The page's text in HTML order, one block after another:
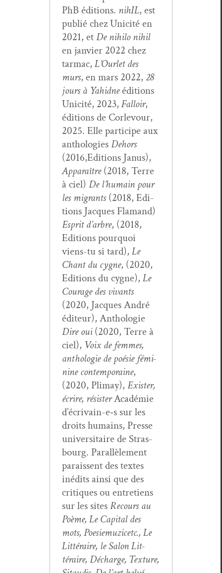
PhB édi­tions. nihIL, est
pub­lié chez Unic­ité en
2021, etDe nihi­lo nihil
en jan­vi­er 2022 chez
tar­mac, L’Ourlet des
murs, en mars 2022, 28
jours à Yahidneédi­tions
Unic­ité, 2023, Fal­loir,
édi­tions de Cor­levour,
2025. Elle par­ticipe aux
antholo­giesDehors
(2016,Editions Janus),
Appa­raître(2018, Terre
à ciel) De l’hu­main pour
les migrants(2018, Edi­
tions Jacques Fla­mand)
Esprit d’ar­bre, (2018,
Edi­tions pourquoi
viens-tu si tard), Le
Chant du cygne, (2020,
Edi­tions du cygne), Le
Courage des vivants
(2020, Jacques André
édi­teur), Antholo­gie
Dire oui(2020, Terre à
ciel), Voix de femmes,
antholo­gie de poésie fémi­
nine con­tem­po­raine,
(2020, Pli­may), Exis­ter,
écrire, résis­terAcadémie
d’écrivain-e‑s sur les
droits humains, Presse
uni­ver­si­taire de Stras­
bourg. Par­al­lèle­ment
parais­sent des textes
inédits ain­si que des
cri­tiques ou entre­tiens
sur les sitesRecours au
Poème, Le Cap­i­tal des
mots, Poe­siemuz­icetc., Le
Lit­téraire, le Salon Lit­
téraire, Décharge, Tex­ture,